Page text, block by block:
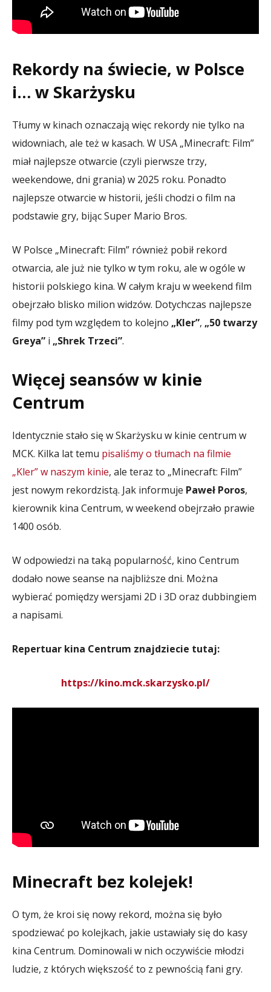
Rekordy na świecie, w Polsce
i… w Skarżysku
Tłumy w kinach oznaczają więc rekordy nie tylko na
widowniach, ale też w kasach. W USA „Minecraft: Film”
miał najlepsze otwarcie (czyli pierwsze trzy,
weekendowe, dni grania) w 2025 roku. Ponadto
najlepsze otwarcie w historii, jeśli chodzi o film na
podstawie gry, bijąc Super Mario Bros.
W Polsce „Minecraft: Film” również pobił rekord
otwarcia, ale już nie tylko w tym roku, ale w ogóle w
historii polskiego kina. W całym kraju w weekend film
obejrzało blisko milion widzów. Dotychczas najlepsze
filmy pod tym względem to kolejno „Kler”, „50 twarzy
Greya” i „Shrek Trzeci”.
Więcej seansów w kinie
Centrum
Identycznie stało się w Skarżysku w kinie centrum w
MCK. Kilka lat temu pisaliśmy o tłumach na filmie
„Kler” w naszym kinie, ale teraz to „Minecraft: Film”
jest nowym rekordzistą. Jak informuje Paweł Poros,
kierownik kina Centrum, w weekend obejrzało prawie
1400 osób.
W odpowiedzi na taką popularność, kino Centrum
dodało nowe seanse na najbliższe dni. Można
wybierać pomiędzy wersjami 2D i 3D oraz dubbingiem
a napisami.
Repertuar kina Centrum znajdziecie tutaj:
https://kino.mck.skarzysko.pl/
Minecraft bez kolejek!
O tym, że kroi się nowy rekord, można się było
spodziewać po kolejkach, jakie ustawiały się do kasy
kina Centrum. Dominowali w nich oczywiście młodzi
ludzie, z których większość to z pewnością fani gry.